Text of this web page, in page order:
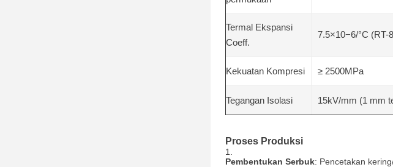
Termal Ekspansi
Coeff.
7.5×10−6/°C (RT-
Kekuatan Kompresi ≥ 2500MPa
Tegangan Isolasi 15kV/mm (1 mm
Proses Produksi
Pembentukan Serbuk: Pencetakan